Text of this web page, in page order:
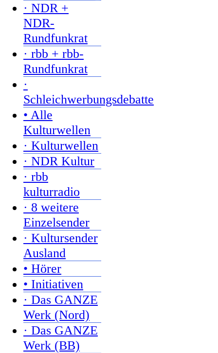
· NDR +
NDR-
Rundfunkrat
· rbb + rbb-
Rundfunkrat
·
Schleichwerbungsdebatte
• Alle
Kulturwellen
· Kulturwellen
· NDR Kultur
· rbb
kulturradio
· 8 weitere
Einzelsender
· Kultursender
Ausland
• Hörer
• Initiativen
· Das GANZE
Werk (Nord)
· Das GANZE
Werk (BB)